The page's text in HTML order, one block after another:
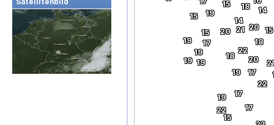
Satellitenbild
19
19
15
21
22
17
20
18
15
14
17
14
17
19
22
15
18
17
15
15
20
19
19
22
19
19
20
18